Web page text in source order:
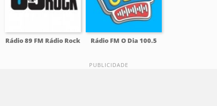
Rádio 89 FM Rádio Rock Rádio FM O Dia 100.5